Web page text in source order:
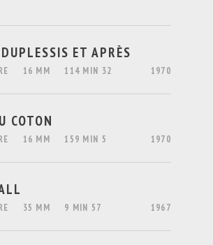
ET APRÈS
16 MM 114 MIN 32 1970
COTON
16 MM 159 MIN 5 1970
35 MM 9 MIN 57 1967